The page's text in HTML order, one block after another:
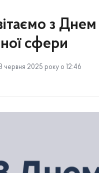
з Днем
сфери
червня 2025 року о 12:46